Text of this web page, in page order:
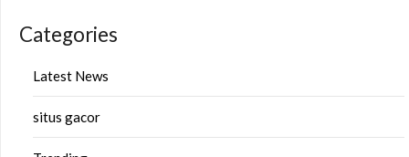
Categories
Latest News
situs gacor